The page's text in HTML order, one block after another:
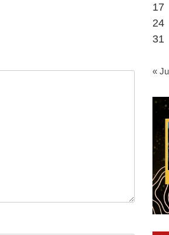
17
24
31
«